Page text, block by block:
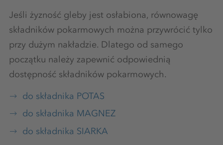
Jeśli żyzność gleby jest osłabiona, równowagę
składników pokarmowych można przywrócić tylko
przy dużym nakładzie. Dlatego od samego
początku należy zapewnić odpowiednią
dostępność składników pokarmowych.
do składnika POTAS
do składnika MAGNEZ
do składnika SIARKA